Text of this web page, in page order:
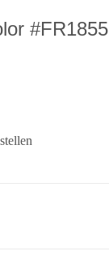
#FR1855